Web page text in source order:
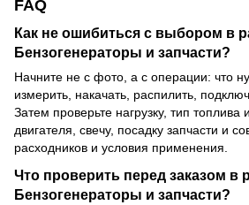
FAQ
Как не ошибиться с выбором в
Бензогенераторы и запчасти?
Начните не с фото, а с операции: что
измерить, накачать, распилить,
Затем проверьте нагрузку, тип
двигателя, свечу, посадку запчасти и
расходников и условия применения.
Что проверить перед заказом в
Бензогенераторы и запчасти?